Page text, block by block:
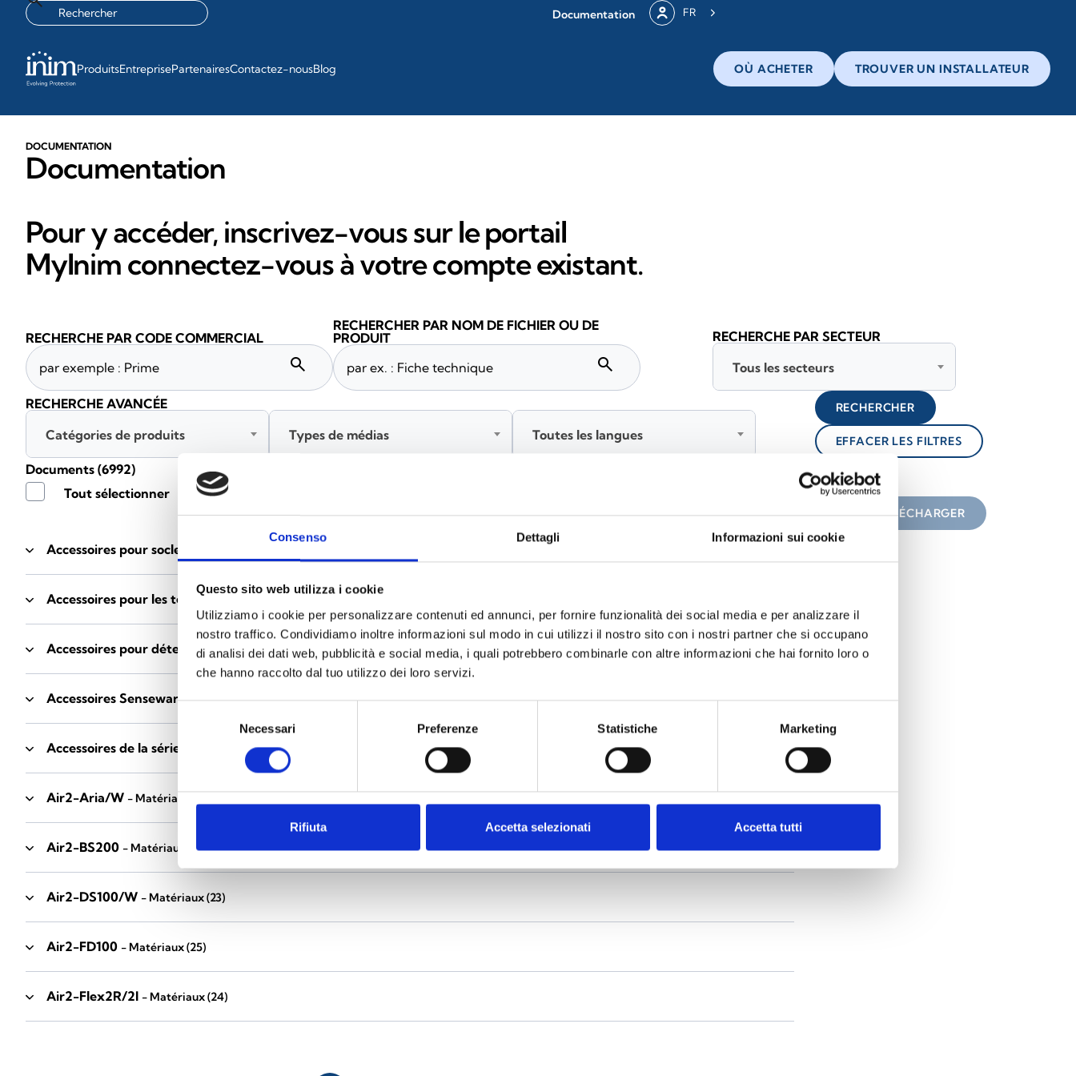
Consenso Dettagli Informazioni sui cookie
Questo sito web utilizza i cookie
Utilizziamo i cookie per personalizzare contenuti ed annunci, per fornire funzionalità dei social media e per analizzare il
nostro traffico. Condividiamo inoltre informazioni sul modo in cui utilizzi il nostro sito con i nostri partner che si occupano
di analisi dei dati web, pubblicità e social media, i quali potrebbero combinarle con altre informazioni che hai fornito loro o
che hanno raccolto dal tuo utilizzo dei loro servizi.
consenso
Necessari Preferenze Statistiche Marketing
Rifiuta Accetta selezionati Accetta tutti
Documentation FR
ProduitsEntreprisePartenairesContactez-nousBlog OÙ ACHETER TROUVER UN INSTALLATEUR
DOCUMENTATION
Documentation
Pour y accéder, inscrivez-vous sur le portail
MyInim connectez-vous à votre compte existant.
Accessoires pour socles EB00
Accessoires pour les tests des détecteurs
Accessoires pour détecteurs Enea - Matériaux (35)
Accessoires Senseware - Matériaux(2)
Accessoires de la série Industrial - Matériaux
Air2-Aria/W - Matériaux
Air2-BS200 - Matériaux (34)
Air2-DS100/W - Matériaux(23)
Air2-FD100 - Matériaux(25)
Air2-Flex2R/2I - Matériaux(24)
Documents (6992)
Tout sélectionner
TÉLÉCHARGER
RECHERCHE PAR CODE COMMERCIAL
search
RECHERCHER PAR NOM DE FICHIER OU DE
PRODUIT
search
RECHERCHE PAR SECTEUR
Tous les secteurs
RECHERCHE AVANCÉE
Catégories de produits
Types de médias Toutes les langues
RECHERCHER
EFFACER LES FILTRES